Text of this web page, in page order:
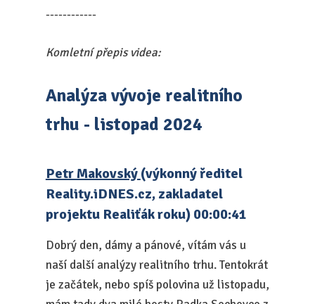
------------
Komletní přepis videa:
Analýza vývoje realitního
trhu - listopad 2024
Petr Makovský (výkonný ředitel
Reality.iDNES.cz, zakladatel
projektu Realiťák roku) 00:00:41
Dobrý den, dámy a pánové, vítám vás u
naší další analýzy realitního trhu. Tentokrát
je začátek, nebo spíš polovina už listopadu,